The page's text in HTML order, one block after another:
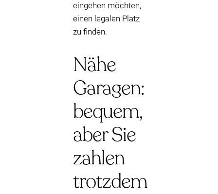
eingehen möchten,
einen legalen Platz
zu finden.
Nähe
Garagen:
bequem,
aber Sie
zahlen
trotzdem